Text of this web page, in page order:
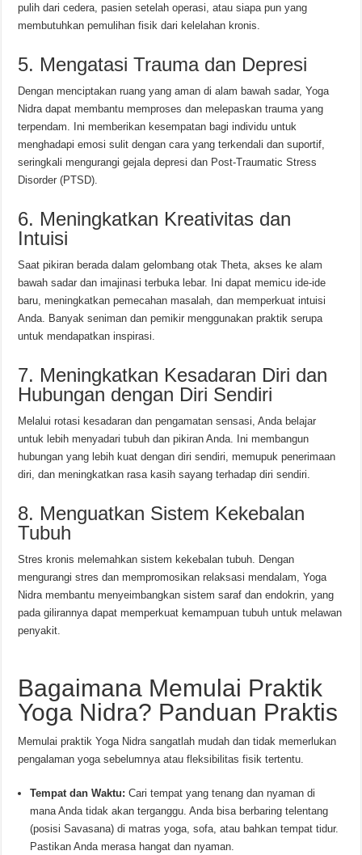
pulih dari cedera, pasien setelah operasi, atau siapa pun yang
membutuhkan pemulihan fisik dari kelelahan kronis.
5. Mengatasi Trauma dan Depresi
Dengan menciptakan ruang yang aman di alam bawah sadar, Yoga
Nidra dapat membantu memproses dan melepaskan trauma yang
terpendam. Ini memberikan kesempatan bagi individu untuk
menghadapi emosi sulit dengan cara yang terkendali dan suportif,
seringkali mengurangi gejala depresi dan Post-Traumatic Stress
Disorder (PTSD).
6. Meningkatkan Kreativitas dan
Intuisi
Saat pikiran berada dalam gelombang otak Theta, akses ke alam
bawah sadar dan imajinasi terbuka lebar. Ini dapat memicu ide-ide
baru, meningkatkan pemecahan masalah, dan memperkuat intuisi
Anda. Banyak seniman dan pemikir menggunakan praktik serupa
untuk mendapatkan inspirasi.
7. Meningkatkan Kesadaran Diri dan
Hubungan dengan Diri Sendiri
Melalui rotasi kesadaran dan pengamatan sensasi, Anda belajar
untuk lebih menyadari tubuh dan pikiran Anda. Ini membangun
hubungan yang lebih kuat dengan diri sendiri, memupuk penerimaan
diri, dan meningkatkan rasa kasih sayang terhadap diri sendiri.
8. Menguatkan Sistem Kekebalan
Tubuh
Stres kronis melemahkan sistem kekebalan tubuh. Dengan
mengurangi stres dan mempromosikan relaksasi mendalam, Yoga
Nidra membantu menyeimbangkan sistem saraf dan endokrin, yang
pada gilirannya dapat memperkuat kemampuan tubuh untuk melawan
penyakit.
Bagaimana Memulai Praktik
Yoga Nidra? Panduan Praktis
Memulai praktik Yoga Nidra sangatlah mudah dan tidak memerlukan
pengalaman yoga sebelumnya atau fleksibilitas fisik tertentu.
Tempat dan Waktu: Cari tempat yang tenang dan nyaman di
mana Anda tidak akan terganggu. Anda bisa berbaring telentang
(posisi Savasana) di matras yoga, sofa, atau bahkan tempat tidur.
Pastikan Anda merasa hangat dan nyaman.